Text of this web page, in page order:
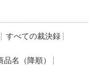
すべての裁決録
品名（降順）